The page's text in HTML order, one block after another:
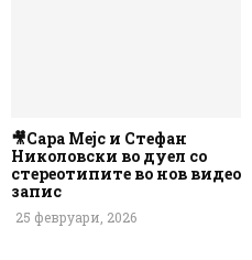
🎥Сара Мејс и Стефан
Николовски во дуел со
стереотипите во нов видео
запис
25 февруари, 2026